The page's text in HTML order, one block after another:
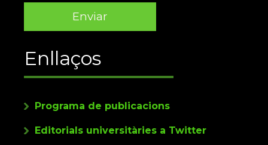
Enllaços
Programa de publicacions
Editorials universitàries a Twitter